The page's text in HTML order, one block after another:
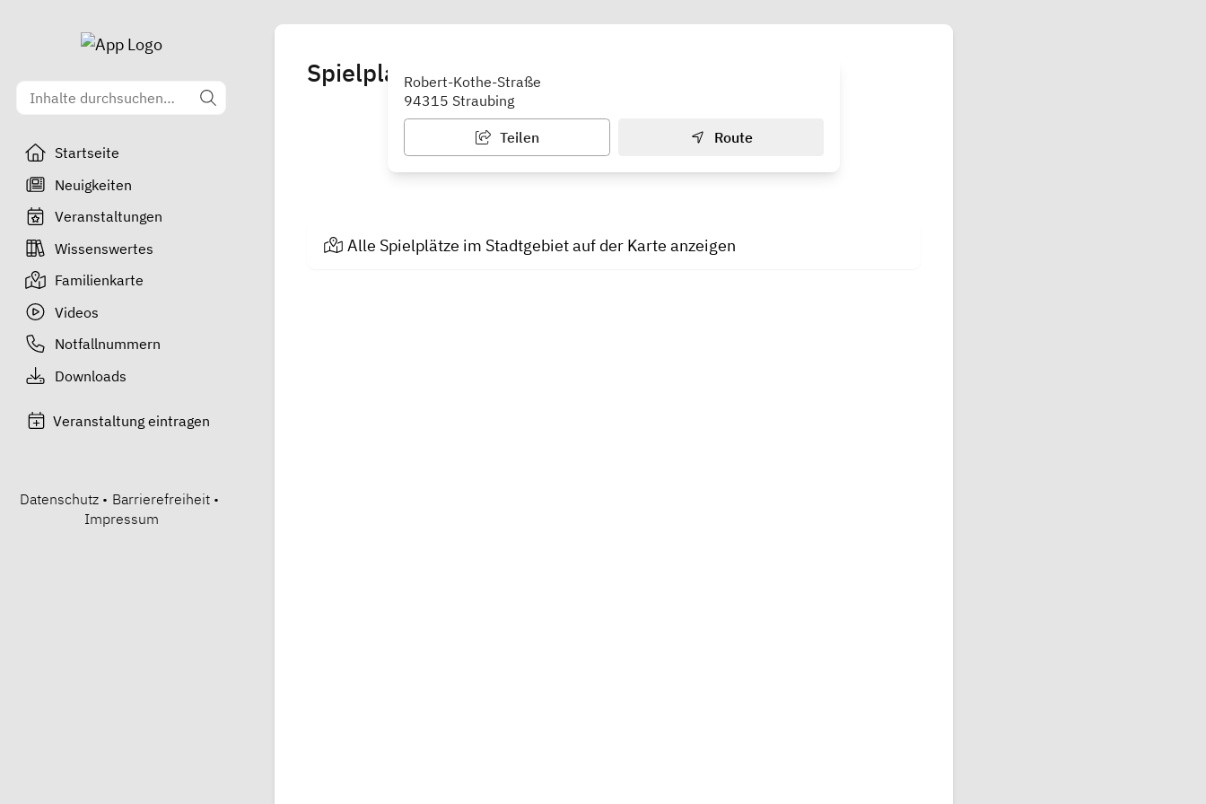
Startseite
Neuigkeiten
Veranstaltungen
Wissenswertes
Familienkarte
Videos
Notfallnummern
Downloads
Veranstaltung eintragen
Datenschutz • Barrierefreiheit •
Impressum
SpielplatzRobert-Kothe-Straße
94315 Straubing
Teilen Route
Alle Spielplätze im Stadtgebiet auf der Karte anzeigen